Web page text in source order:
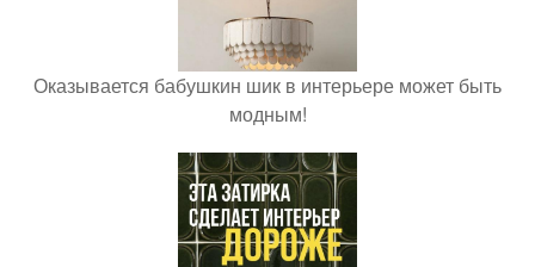
Оказывается бабушкин шик в интерьере может быть
модным!